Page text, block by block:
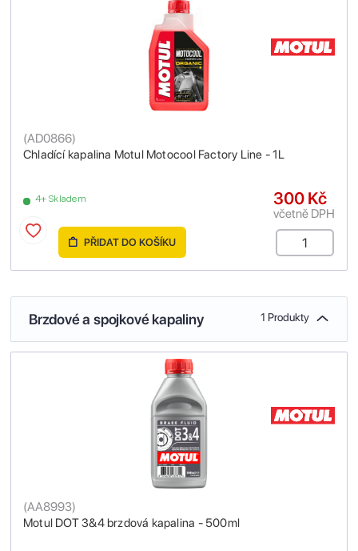
Chladící kapalina Motul Motocool Factory Line - 1L
(AD0866)
4+ Skladem 300 Kč
včetně DPH
PŘIDAT DO KOŠÍKU
Brzdové a spojkové kapaliny 1 Produkty
Motul DOT 3&4 brzdová kapalina - 500ml
(AA8993)